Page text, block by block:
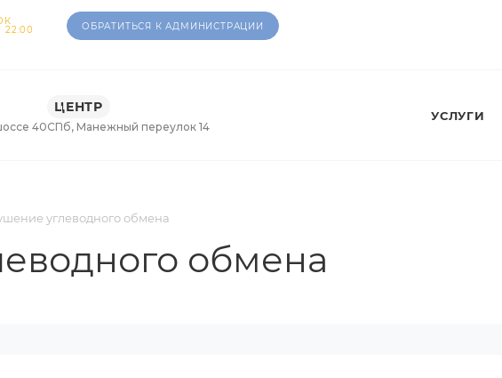
ОБРАТИТЬСЯ К АДМИНИСТРАЦИИ
40
ЦЕНТР
СПб, Манежный переулок 14
УСЛУГИ
углеводного обмена
обмена